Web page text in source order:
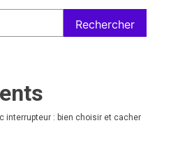
Rechercher
interrupteur : bien choisir et cacher